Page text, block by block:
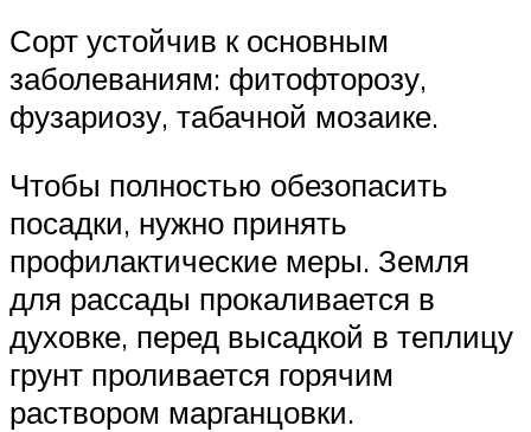
Сорт устойчив к основным
заболеваниям: фитофторозу,
фузариозу, табачной мозаике.
Чтобы полностью обезопасить
посадки, нужно принять
профилактические меры. Земля
для рассады прокаливается в
духовке, перед высадкой в теплицу
грунт проливается горячим
раствором марганцовки.